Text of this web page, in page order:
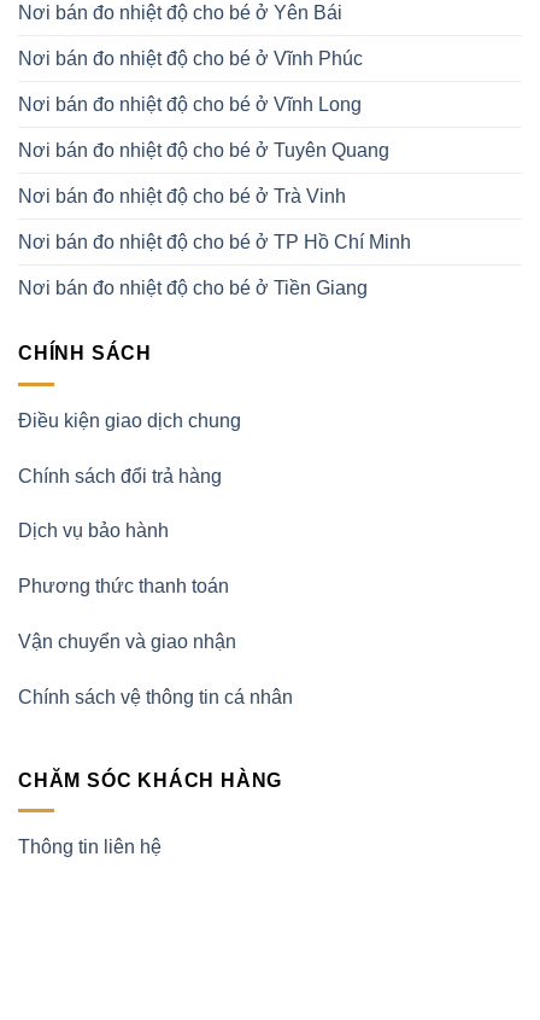
Nơi bán đo nhiệt độ cho bé ở Yên Bái
Nơi bán đo nhiệt độ cho bé ở Vĩnh Phúc
Nơi bán đo nhiệt độ cho bé ở Vĩnh Long
Nơi bán đo nhiệt độ cho bé ở Tuyên Quang
Nơi bán đo nhiệt độ cho bé ở Trà Vinh
Nơi bán đo nhiệt độ cho bé ở TP Hồ Chí Minh
Nơi bán đo nhiệt độ cho bé ở Tiền Giang
CHÍNH SÁCH
Điều kiện giao dịch chung
Chính sách đổi trả hàng
Dịch vụ bảo hành
Phương thức thanh toán
Vận chuyển và giao nhận
Chính sách vệ thông tin cá nhân
CHĂM SÓC KHÁCH HÀNG
Thông tin liên hệ